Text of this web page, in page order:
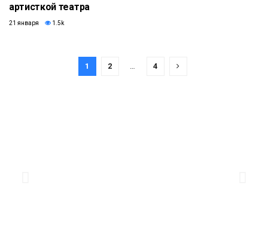
артисткой театра
21 января 1.5k
1 2 4